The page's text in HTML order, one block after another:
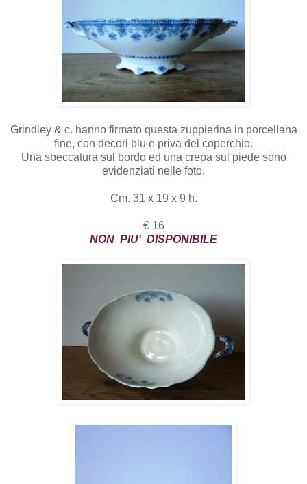
Grindley & c. hanno firmato questa zuppierina in porcellana
fine, con decori blu e priva del coperchio.
Una sbeccatura sul bordo ed una crepa sul piede sono
evidenziati nelle foto.
Cm. 31 x 19 x 9 h.
€ 16
NON PIU' DISPONIBILE